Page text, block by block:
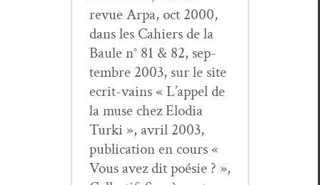
revue Arpa, oct 2000,
dans les Cahiers de la
Baule n° 81 & 82, sep­
tem­bre 2003, sur le site
ecrit-vains « L’appel de
la muse chez Elo­dia
Tur­ki », avril 2003,
pub­li­ca­tion en cours «
Vous avez dit poésie ? »,